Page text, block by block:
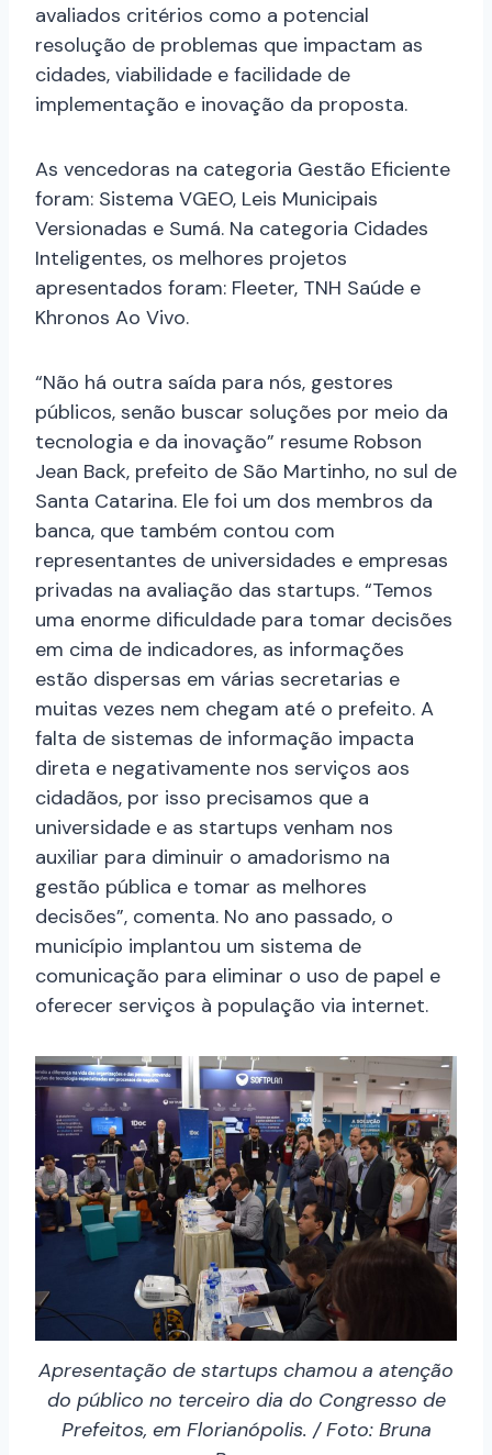
avaliados critérios como a potencial
resolução de problemas que impactam as
cidades, viabilidade e facilidade de
implementação e inovação da proposta.
As vencedoras na categoria Gestão Eficiente
foram: Sistema VGEO, Leis Municipais
Versionadas e Sumá. Na categoria Cidades
Inteligentes, os melhores projetos
apresentados foram: Fleeter, TNH Saúde e
Khronos Ao Vivo.
“Não há outra saída para nós, gestores
públicos, senão buscar soluções por meio da
tecnologia e da inovação” resume Robson
Jean Back, prefeito de São Martinho, no sul de
Santa Catarina. Ele foi um dos membros da
banca, que também contou com
representantes de universidades e empresas
privadas na avaliação das startups. “Temos
uma enorme dificuldade para tomar decisões
em cima de indicadores, as informações
estão dispersas em várias secretarias e
muitas vezes nem chegam até o prefeito. A
falta de sistemas de informação impacta
direta e negativamente nos serviços aos
cidadãos, por isso precisamos que a
universidade e as startups venham nos
auxiliar para diminuir o amadorismo na
gestão pública e tomar as melhores
decisões”, comenta. No ano passado, o
município implantou um sistema de
comunicação para eliminar o uso de papel e
oferecer serviços à população via internet.
Apresentação de startups chamou a atenção
do público no terceiro dia do Congresso de
Prefeitos, em Florianópolis. / Foto: Bruna